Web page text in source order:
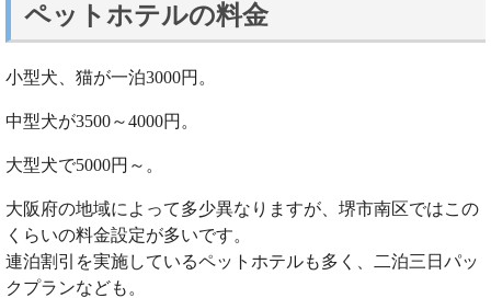
ペットホテルの料金
小型犬、猫が一泊3000円。
中型犬が3500～4000円。
大型犬で5000円～。
大阪府の地域によって多少異なりますが、堺市南区ではこの
くらいの料金設定が多いです。
連泊割引を実施しているペットホテルも多く、二泊三日パッ
クプランなども。